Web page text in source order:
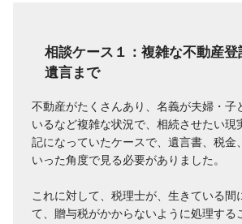
相談ケース１：複雑な不動産登
遺言まで
不動産がたくさんあり、名義が夫婦・子
いるなど複雑な状況で、相続させたい現
記になっていたケースで、遺言書、税金
いった角度で見る必要がありました。
これに対して、税理士が、生きている間
て、贈与税がかからないように処理する